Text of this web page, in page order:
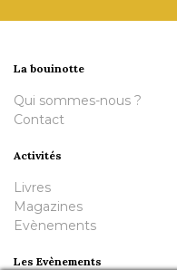
La bouinotte
Qui sommes-nous ?
Contact
Activités
Livres
Magazines
Evènements
Les Evènements